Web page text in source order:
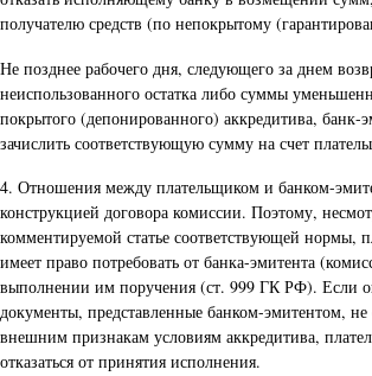
получателю средств (по непокрытому
Не позднее рабочего дня, следующего за днем
неиспользованного остатка либо суммы
покрытого (депонированного) аккредитива, банк-
зачислить соответствующую сумму на счет
4. Отношения между плательщиком и банком-
конструкцией договора комиссии. Поэтому,
комментируемой статье соответствующей нормы,
имеет право потребовать от банка-эмитента
выполнении им поручения (ст. 999 ГК РФ). Если
документы, представленные банком-эмитентом, не
внешним признакам условиям аккредитива,
отказаться от принятия исполнения.